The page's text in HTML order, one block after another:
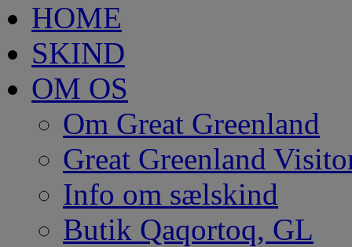
HOME
SKIND
OM OS
Om Great Greenland
Great Greenland
Info om sælskind
Butik Qaqortoq, GL